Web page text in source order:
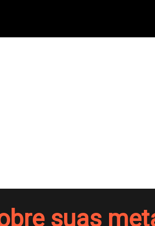
suas